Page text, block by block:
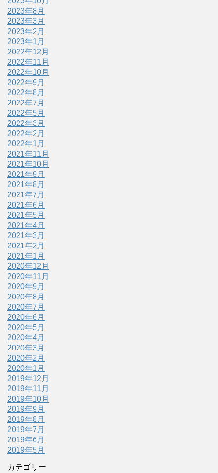
2023年8月
2023年3月
2023年2月
2023年1月
2022年12月
2022年11月
2022年10月
2022年9月
2022年8月
2022年7月
2022年5月
2022年3月
2022年2月
2022年1月
2021年11月
2021年10月
2021年9月
2021年8月
2021年7月
2021年6月
2021年5月
2021年4月
2021年3月
2021年2月
2021年1月
2020年12月
2020年11月
2020年9月
2020年8月
2020年7月
2020年6月
2020年5月
2020年4月
2020年3月
2020年2月
2020年1月
2019年12月
2019年11月
2019年10月
2019年9月
2019年8月
2019年7月
2019年6月
2019年5月
カテゴリー